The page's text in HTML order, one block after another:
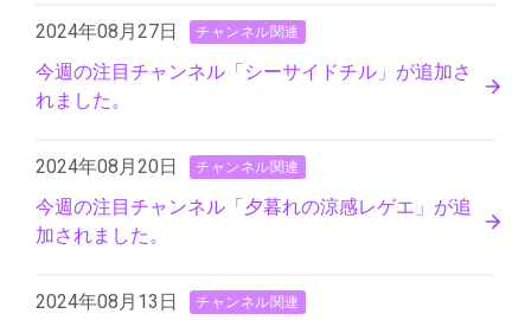
2024年08月27日 チャンネル関連
今週の注目チャンネル「シーサイドチル」が追加さ
れました。
2024年08月20日 チャンネル関連
今週の注目チャンネル「夕暮れの涼感レゲエ」が追
加されました。
2024年08月13日 チャンネル関連